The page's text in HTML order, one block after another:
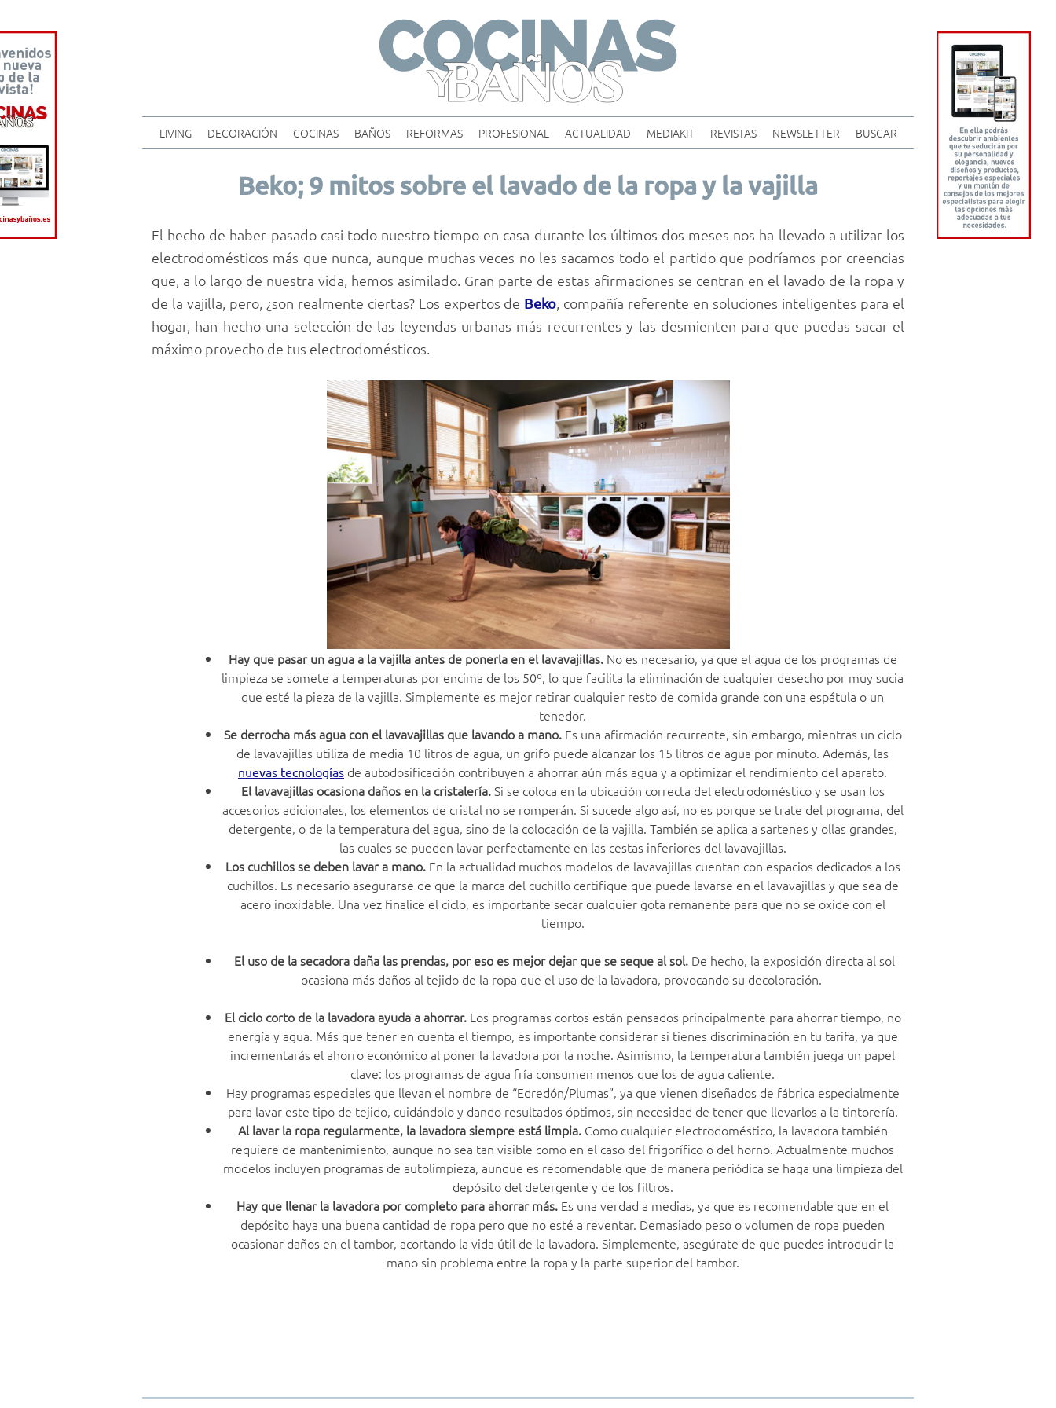
content
LIVING DECORACIÓN COCINAS BAÑOS REFORMAS PROFESIONAL ACTUALIDAD MEDIAKIT REVISTAS NEWSLETTER BUSCAR
Beko; 9 mitos sobre el lavado de la ropa y la vajilla
El hecho de haber pasado casi todo nuestro tiempo en casa durante los últimos dos meses nos ha llevado a utilizar los
electrodomésticos más que nunca, aunque muchas veces no les sacamos todo el partido que podríamos por creencias
que, a lo largo de nuestra vida, hemos asimilado. Gran parte de estas afirmaciones se centran en el lavado de la ropa y
de la vajilla, pero, ¿son realmente ciertas? Los expertos de Beko, compañía referente en soluciones inteligentes para el
hogar, han hecho una selección de las leyendas urbanas más recurrentes y las desmienten para que puedas sacar el
máximo provecho de tus electrodomésticos.
Hay que pasar un agua a la vajilla antes de ponerla en el lavavajillas. No es necesario, ya que el agua de los programas de
limpieza se somete a temperaturas por encima de los 50º, lo que facilita la eliminación de cualquier desecho por muy sucia
que esté la pieza de la vajilla. Simplemente es mejor retirar cualquier resto de comida grande con una espátula o un
tenedor.
Se derrocha más agua con el lavavajillas que lavando a mano.Es una afirmación recurrente, sin embargo, mientras un ciclo
de lavavajillas utiliza de media 10 litros de agua, un grifo puede alcanzar los 15 litros de agua por minuto. Además, las
nuevas tecnologías de autodosificación contribuyen a ahorrar aún más agua y a optimizar el rendimiento del aparato.
El lavavajillas ocasiona daños en la cristalería.Si se coloca en la ubicación correcta del electrodoméstico y se usan los
accesorios adicionales, los elementos de cristal no se romperán. Si sucede algo así, no es porque se trate del programa, del
detergente, o de la temperatura del agua, sino de la colocación de la vajilla. También se aplica a sartenes y ollas grandes,
las cuales se pueden lavar perfectamente en las cestas inferiores del lavavajillas.
Los cuchillos se deben lavar a mano. En la actualidad muchos modelos de lavavajillas cuentan con espacios dedicados a los
cuchillos. Es necesario asegurarse de que la marca del cuchillo certifique que puede lavarse en el lavavajillas y que sea de
acero inoxidable. Una vez finalice el ciclo, es importante secar cualquier gota remanente para que no se oxide con el
tiempo.
El uso de la secadora daña las prendas, por eso es mejor dejar que se seque al sol. De hecho, la exposición directa al sol
ocasiona más daños al tejido de la ropa que el uso de la lavadora, provocando su decoloración.
El ciclo corto de la lavadora ayuda a ahorrar. Los programas cortos están pensados principalmente para ahorrar tiempo, no
energía y agua. Más que tener en cuenta el tiempo, es importante considerar si tienes discriminación en tu tarifa, ya que
incrementarás el ahorro económico al poner la lavadora por la noche. Asimismo, la temperatura también juega un papel
clave: los programas de agua fría consumen menos que los de agua caliente.
Hay programas especiales que llevan el nombre de “Edredón/Plumas”, ya que vienen diseñados de fábrica especialmente
para lavar este tipo de tejido, cuidándolo y dando resultados óptimos, sin necesidad de tener que llevarlos a la tintorería.
Al lavar la ropa regularmente, la lavadora siempre está limpia. Como cualquier electrodoméstico, la lavadora también
requiere de mantenimiento, aunque no sea tan visible como en el caso del frigorífico o del horno. Actualmente muchos
modelos incluyen programas de autolimpieza, aunque es recomendable que de manera periódica se haga una limpieza del
depósito del detergente y de los filtros.
Hay que llenar la lavadora por completo para ahorrar más. Es una verdad a medias, ya que es recomendable que en el
depósito haya una buena cantidad de ropa pero que no esté a reventar. Demasiado peso o volumen de ropa pueden
ocasionar daños en el tambor, acortando la vida útil de la lavadora. Simplemente, asegúrate de que puedes introducir la
mano sin problema entre la ropa y la parte superior del tambor.